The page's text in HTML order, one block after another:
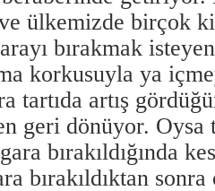
ülkemizde birçok
bırakmak
korkusuyla ya
tartıda artış
geri dönüyor.
bırakıldığında
bırakıldıktan